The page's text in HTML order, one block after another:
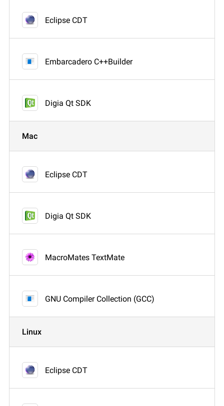
Eclipse CDT
Embarcadero C++Builder
Digia Qt SDK
Mac
Eclipse CDT
Digia Qt SDK
MacroMates TextMate
GNU Compiler Collection (GCC)
Linux
Eclipse CDT